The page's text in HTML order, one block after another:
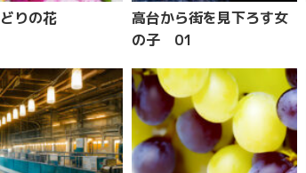
りの花
高台から街を見下ろす女
の子 01